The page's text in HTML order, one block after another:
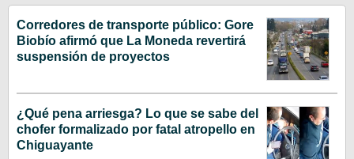
Corredores de transporte público: Gore
Biobío afirmó que La Moneda revertirá
suspensión de proyectos
¿Qué pena arriesga? Lo que se sabe del
chofer formalizado por fatal atropello en
Chiguayante